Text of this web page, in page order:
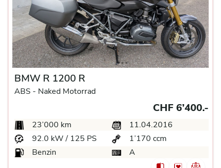
BMW R 1200 R
ABS - Naked Motorrad
CHF 6’400.-
23’000 km
11.04.2016
92.0 kW / 125 PS
1’170 ccm
Benzin
A